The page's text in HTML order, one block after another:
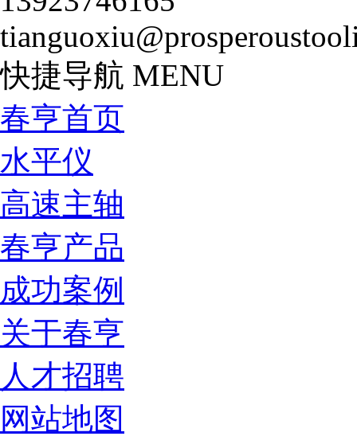
快捷导航 MENU
春亨首页
水平仪
高速主轴
春亨产品
成功案例
关于春亨
人才招聘
网站地图